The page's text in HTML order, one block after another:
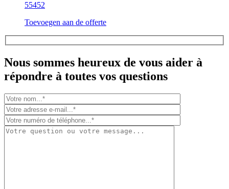
55452
Toevoegen aan de offerte
Nous sommes heureux de vous aider à
répondre à toutes vos questions